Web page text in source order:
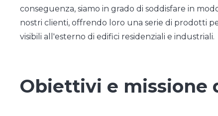
conseguenza, siamo in grado di soddisfare in
nostri clienti, offrendo loro una serie di prodotti
visibili all'esterno di edifici residenziali e industriali.
Obiettivi e missione